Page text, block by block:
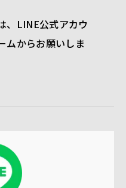
、LINE公式アカウ
ムからお願いしま